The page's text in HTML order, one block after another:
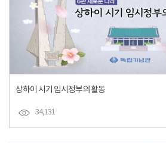
상하이 시기 임시정부의 활동
34,131